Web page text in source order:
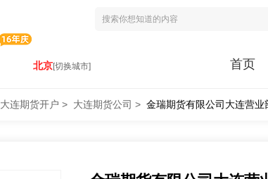
北京[切换城市] 首页
大连期货开户 > 大连期货公司 > 金瑞期货有限公司大连营业